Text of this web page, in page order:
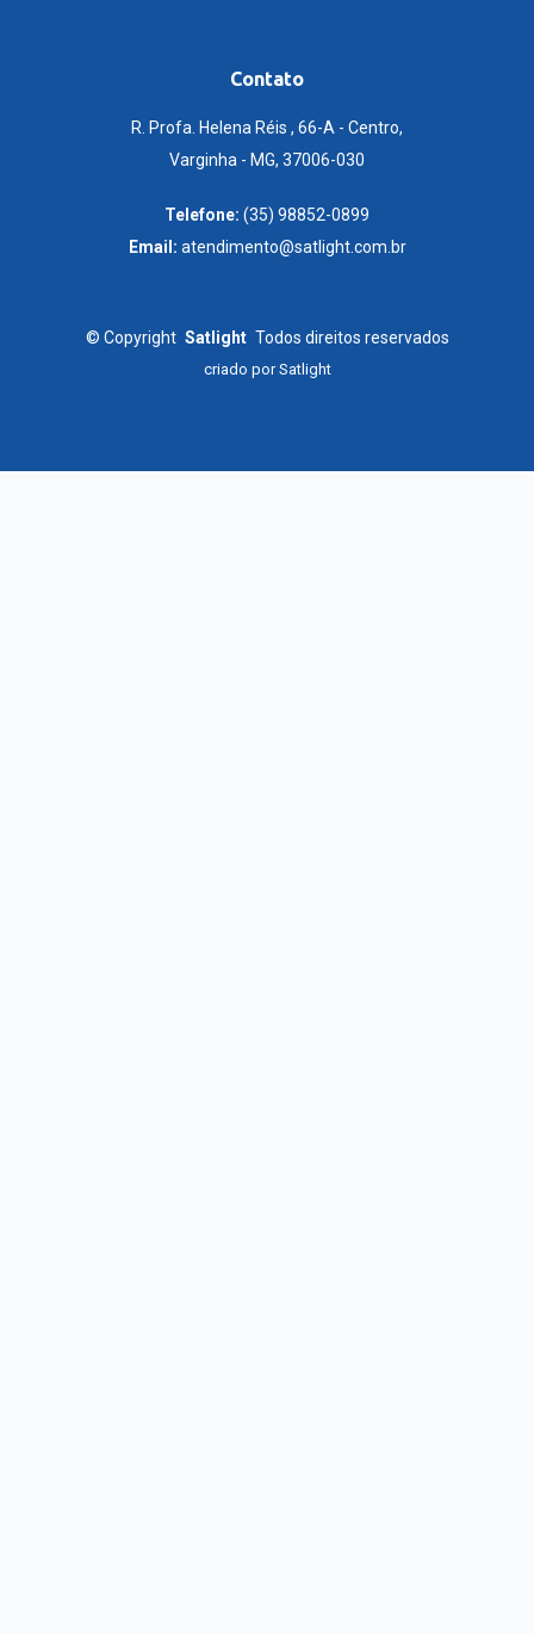
Contato
R. Profa. Helena Réis , 66-A - Centro,
Varginha - MG, 37006-030
Telefone: (35) 98852-0899
Email: atendimento@satlight.com.br
© Copyright Satlight Todos direitos reservados
criado porSatlight